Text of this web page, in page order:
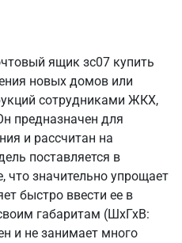
ящик зс07 купить
новых домов или
сотрудниками ЖКХ,
предназначен для
и рассчитан на
поставляется в
что значительно упрощает
быстро ввести ее в
габаритам (ШхГхВ:
и не занимает много